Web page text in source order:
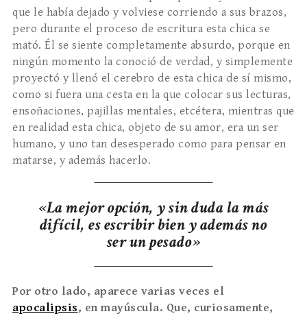
que le había dejado y volviese corriendo a sus brazos,
pero durante el proceso de escritura esta chica se
mató. Él se siente completamente absurdo, porque en
ningún momento la conoció de verdad, y simplemente
proyectó y llenó el cerebro de esta chica de sí mismo,
como si fuera una cesta en la que colocar sus lecturas,
ensoñaciones, pajillas mentales, etcétera, mientras que
en realidad esta chica, objeto de su amor, era un ser
humano, y uno tan desesperado como para pensar en
matarse, y además hacerlo.
«La mejor opción, y sin duda la más
difícil, es escribir bien y además no
ser un pesado»
Por otro lado, aparece varias veces el
apocalipsis, en mayúscula. Que, curiosamente,